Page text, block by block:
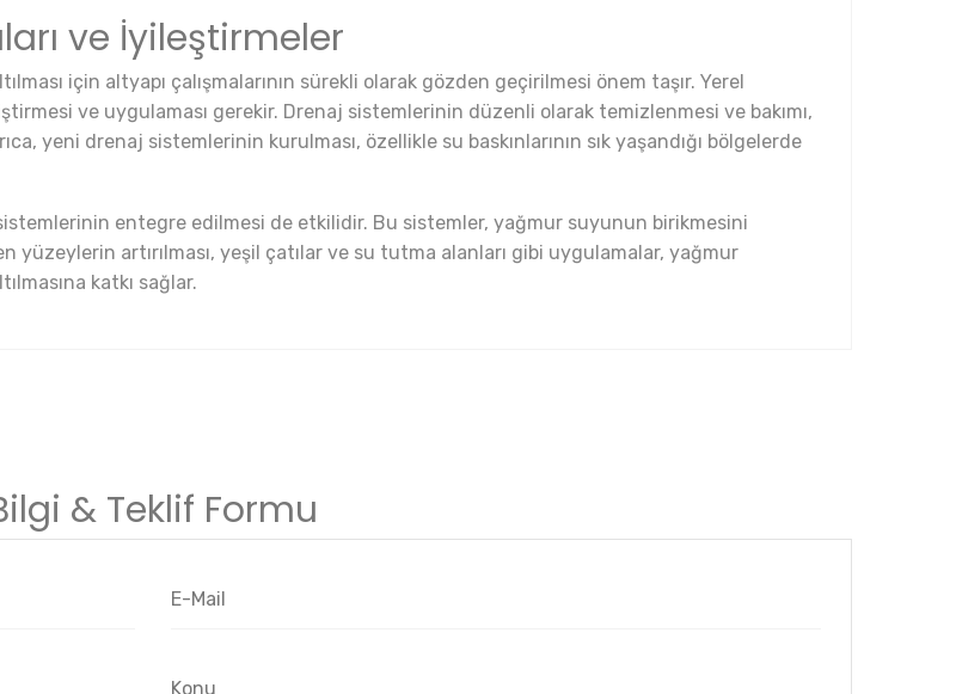
ve İyileştirmeler
için altyapı çalışmalarının sürekli olarak gözden geçirilmesi önem taşır. Yerel
ve uygulaması gerekir. Drenaj sistemlerinin düzenli olarak temizlenmesi ve bakımı,
yeni drenaj sistemlerinin kurulması, özellikle su baskınlarının sık yaşandığı bölgelerde
entegre edilmesi de etkilidir. Bu sistemler, yağmur suyunun birikmesini
yüzeylerin artırılması, yeşil çatılar ve su tutma alanları gibi uygulamalar, yağmur
katkı sağlar.
& Teklif Formu